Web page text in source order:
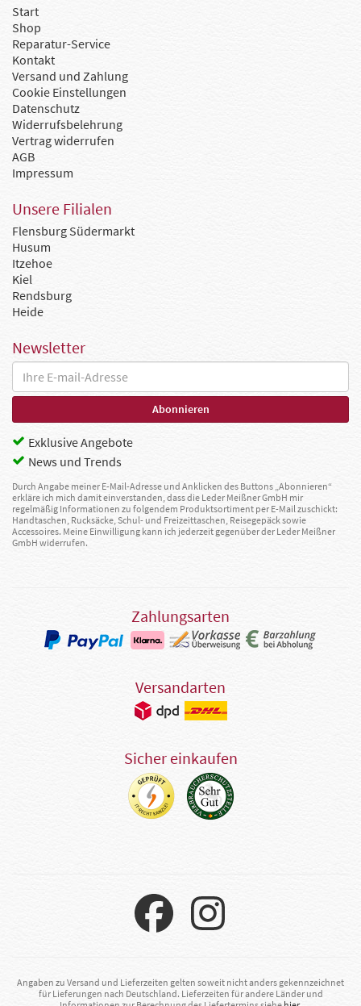
Start
Shop
Reparatur-Service
Kontakt
Versand und Zahlung
Cookie Einstellungen
Datenschutz
Widerrufsbelehrung
Vertrag widerrufen
AGB
Impressum
Unsere Filialen
Flensburg Südermarkt
Husum
Itzehoe
Kiel
Rendsburg
Heide
Newsletter
Exklusive Angebote
News und Trends
Durch Angabe meiner E-Mail-Adresse und Anklicken des Buttons „Abonnieren“
erkläre ich mich damit einverstanden, dass die Leder Meißner GmbH mir
regelmäßig Informationen zu folgendem Produktsortiment per E-Mail zuschickt:
Handtaschen, Rucksäcke, Schul- und Freizeittaschen, Reisegepäck sowie
Accessoires. Meine Einwilligung kann ich jederzeit gegenüber der Leder Meißner
GmbH widerrufen.
Zahlungsarten
Versandarten
Sicher einkaufen
Angaben zu Versand und Lieferzeiten gelten soweit nicht anders gekennzeichnet
für Lieferungen nach Deutschland. Lieferzeiten für andere Länder und